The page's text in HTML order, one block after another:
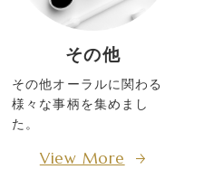
その他
その他オーラルに関わる
様々な事柄を集めまし
た。
View More